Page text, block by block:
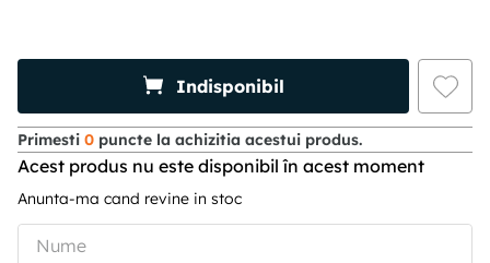
Indisponibil
Primesti 0 puncte la achizitia acestui produs.
Acest produs nu este disponibil în acest moment
Anunta-ma cand revine in stoc